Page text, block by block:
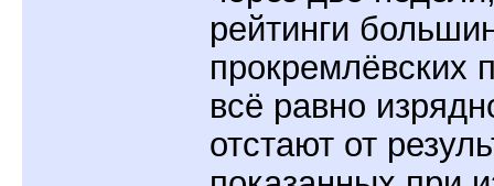
рейтинги
прокремлёвских
всё равно
отстают от